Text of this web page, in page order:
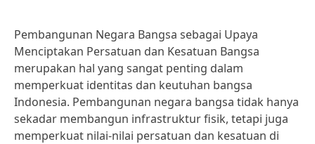
Pembangunan Negara Bangsa sebagai Upaya
Menciptakan Persatuan dan Kesatuan Bangsa
merupakan hal yang sangat penting dalam
memperkuat identitas dan keutuhan bangsa
Indonesia. Pembangunan negara bangsa tidak hanya
sekadar membangun infrastruktur fisik, tetapi juga
memperkuat nilai-nilai persatuan dan kesatuan di